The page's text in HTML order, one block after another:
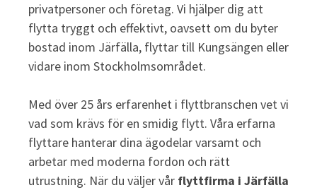
privatpersoner och företag. Vi hjälper dig att
flytta tryggt och effektivt, oavsett om du byter
bostad inom Järfälla, flyttar till Kungsängen eller
vidare inom Stockholmsområdet.
Med över 25 års erfarenhet i flyttbranschen vet vi
vad som krävs för en smidig flytt. Våra erfarna
flyttare hanterar dina ägodelar varsamt och
arbetar med moderna fordon och rätt
utrustning. När du väljer vår flyttfirma i Järfälla